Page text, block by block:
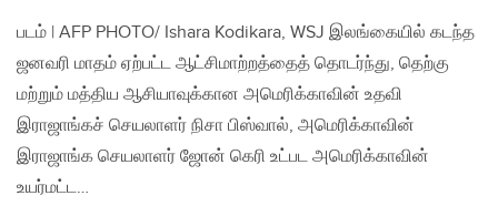
படம் | AFP PHOTO/ Ishara Kodikara, WSJ இலங்கையில் கடந்த
ஜனவரி மாதம் ஏற்பட்ட ஆட்சிமாற்றத்தைத் தொடர்ந்து, தெற்கு
மற்றும் மத்திய ஆசியாவுக்கான அமெரிக்காவின் உதவி
இராஜாங்கச் செயலாளர் நிசா பிஸ்வால், அமெரிக்காவின்
இராஜாங்க செயலாளர் ஜோன் கெரி உட்பட அமெரிக்காவின்
உயர்மட்ட…